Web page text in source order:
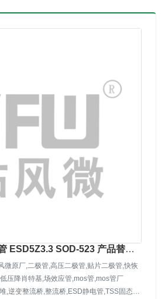
SOD-523 产品替代
压降肖特基,场效应管,mos管,mos管厂
,逆变整流桥,整流桥,ESD静电管,TSS固态放